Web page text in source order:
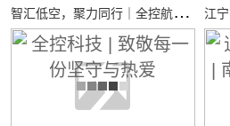
智
汇低空，聚力同行｜全控航空共探低空经济装备新机遇